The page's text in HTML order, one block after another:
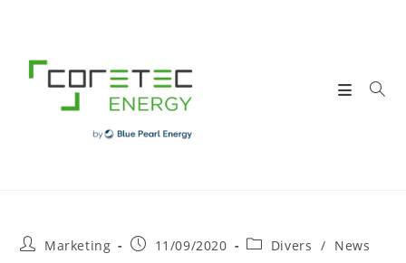
content
PostMarketing
Post11/09/2020
PostDivers / News